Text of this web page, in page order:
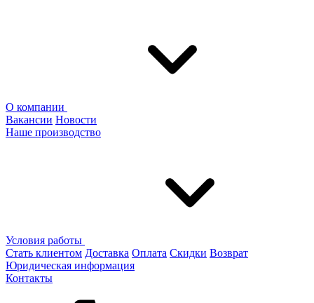
О компании
Вакансии Новости
Наше производство
Условия работы
Стать клиентом Доставка Оплата Скидки Возврат
Юридическая информация
Контакты